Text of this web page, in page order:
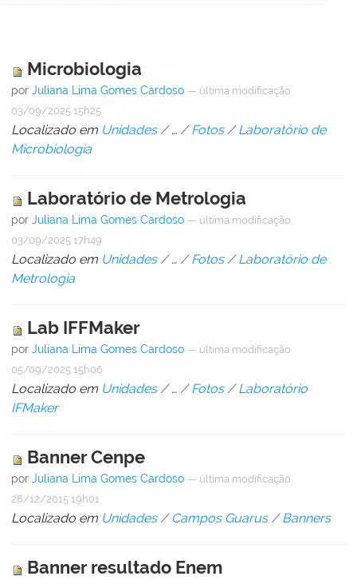
Microbiologia
por Juliana Lima Gomes Cardoso — última modificação
03/09/2025 15h25
Localizado em Unidades /… /Fotos /Laboratório de
Microbiologia
Laboratório de Metrologia
por Juliana Lima Gomes Cardoso — última modificação
03/09/2025 17h49
Localizado em Unidades /… /Fotos /Laboratório de
Metrologia
Lab IFFMaker
por Juliana Lima Gomes Cardoso — última modificação
05/09/2025 15h06
Localizado em Unidades /… /Fotos /Laboratório
IFMaker
Banner Cenpe
por Juliana Lima Gomes Cardoso — última modificação
28/12/2015 19h01
Localizado em Unidades / Campos Guarus /Banners
Banner resultado Enem